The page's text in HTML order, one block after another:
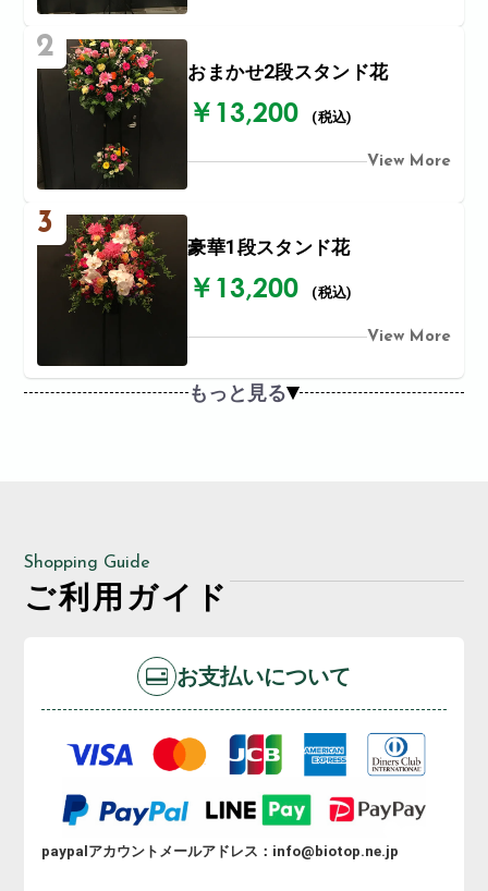
2
おまかせ2段スタンド花
￥13,200 (税込)
View More
3
豪華1段スタンド花
￥13,200 (税込)
View More
もっと見る
Shopping Guide
ご利用ガイド
お支払いについて
paypalアカウントメールアドレス：info@biotop.ne.jp